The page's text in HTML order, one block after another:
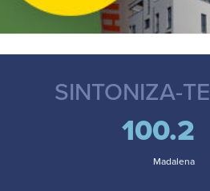
SINTONIZA-TE
100.2
Madalena